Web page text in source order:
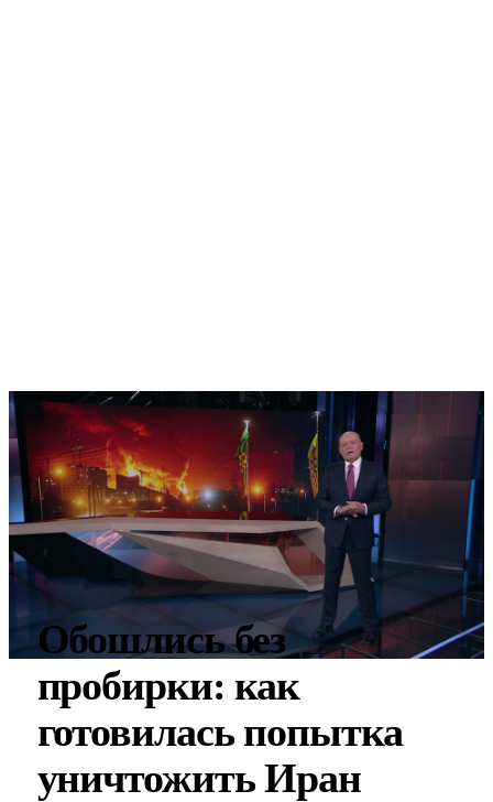
Обошлись без
пробирки: как
готовилась попытка
уничтожить Иран